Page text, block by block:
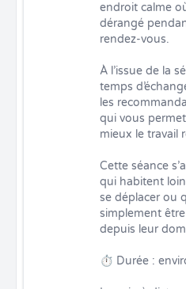
endroit calme
dérangé
rendez-vous.
À l’issue de la
temps
les
qui vous
mieux le travail
Cette séance
qui habitent
se déplacer ou
simplement
depuis leur
⏱ Durée :